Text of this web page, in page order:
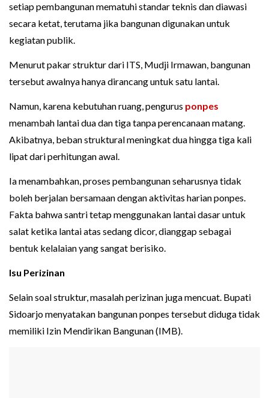
setiap pembangunan mematuhi standar teknis dan diawasi
secara ketat, terutama jika bangunan digunakan untuk
kegiatan publik.
Menurut pakar struktur dari ITS, Mudji Irmawan, bangunan
tersebut awalnya hanya dirancang untuk satu lantai.
Namun, karena kebutuhan ruang, pengurus ponpes
menambah lantai dua dan tiga tanpa perencanaan matang.
Akibatnya, beban struktural meningkat dua hingga tiga kali
lipat dari perhitungan awal.
Ia menambahkan, proses pembangunan seharusnya tidak
boleh berjalan bersamaan dengan aktivitas harian ponpes.
Fakta bahwa santri tetap menggunakan lantai dasar untuk
salat ketika lantai atas sedang dicor, dianggap sebagai
bentuk kelalaian yang sangat berisiko.
Isu Perizinan
Selain soal struktur, masalah perizinan juga mencuat. Bupati
Sidoarjo menyatakan bangunan ponpes tersebut diduga tidak
memiliki Izin Mendirikan Bangunan (IMB).